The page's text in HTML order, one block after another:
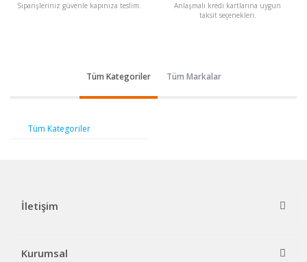
Siparişleriniz güvenle kapınıza teslim.
Anlaşmalı kredi kartlarına uygun
taksit seçenekleri.
Tüm Kategoriler Tüm Markalar
Tüm Kategoriler
İletişim
Kurumsal